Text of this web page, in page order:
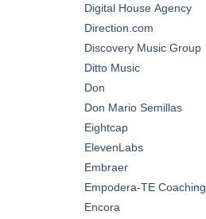
Digital House Agency
Direction.com
Discovery Music Group
Ditto Music
Don
Don Mario Semillas
Eightcap
ElevenLabs
Embraer
Empodera-TE Coaching
Encora